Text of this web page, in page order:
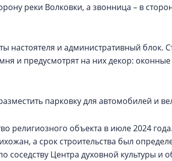
реки Волковки, а звонница – в
настоятеля и административный блок.
и предусмотрят на них декор:
парковку для автомобилей и
религиозного объекта в июле 2024
а срок строительства был
соседству Центра духовной культуры и